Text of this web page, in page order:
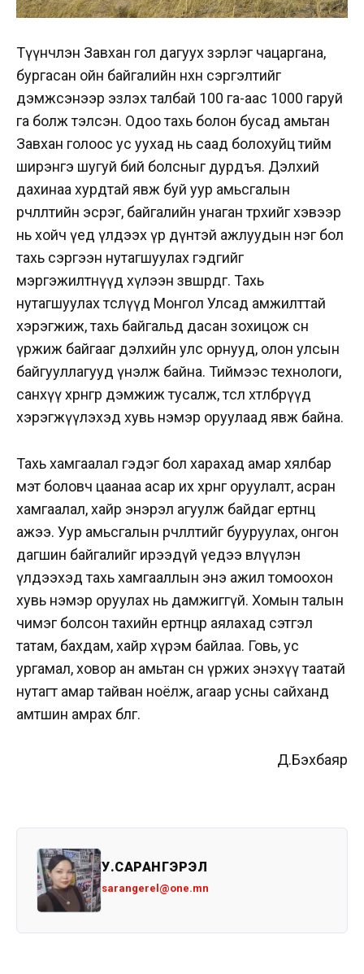
Түүнчлэн Завхан гол дагуух зэрлэг чацаргана,
бургасан ойн байгалийн нөхөн сэргэлтийг
дэмжсэнээр эзлэх талбай 100 га-аас 1000 гаруй
га болж тэлсэн. Одоо тахь болон бусад амьтан
Завхан голоос ус уухад нь саад болохуйц тийм
ширэнгэ шугуй бий болсныг дурдъя. Дэлхий
дахинаа хурдтай явж буй уур амьсгалын
өөрчлөлтийн эсрэг, байгалийн унаган төрхийг хэвээр
нь хойч үед үлдээх үр дүнтэй ажлуудын нэг бол
тахь сэргээн нутагшуулах гэдгийг
мэргэжилтнүүд хүлээн зөвшөөрдөг. Тахь
нутагшуулах төслүүд Монгол Улсад амжилттай
хэрэгжиж, тахь байгальд дасан зохицож өсөн
үржиж байгааг дэлхийн улс орнууд, олон улсын
байгууллагууд үнэлж байна. Тиймээс технологи,
санхүү хөрөнгөөр дэмжиж тусалж, төсөл хөтөлбөрүүд
хэрэгжүүлэхэд хувь нэмэр оруулаад явж байна.
Тахь хамгаалал гэдэг бол харахад амар хялбар
мэт боловч цаанаа асар их хөрөнгө оруулалт, асран
хамгаалал, хайр энэрэл агуулж байдаг ертөнц
ажээ. Уур амьсгалын өөрчлөлтийг бууруулах, онгон
дагшин байгалийг ирээдүй үедээ өвлүүлэн
үлдээхэд тахь хамгааллын энэ ажил томоохон
хувь нэмэр оруулах нь дамжиггүй. Хомын талын
чимэг болсон тахийн ертөнцөөр аялахад сэтгэл
татам, бахдам, хайр хүрэм байлаа. Говь, ус
ургамал, ховор ан амьтан өсөн үржих энэхүү таатай
нутагт амар тайван ноёлж, агаар усны сайханд
амтшин амрах бөлгөө.
Д.Бэхбаяр
У.САРАНГЭРЭЛ
sarangerel@one.mn